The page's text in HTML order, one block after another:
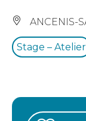
ANCENIS-
Stage – Atelier